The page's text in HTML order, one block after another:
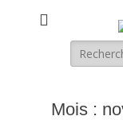
La
Mois :